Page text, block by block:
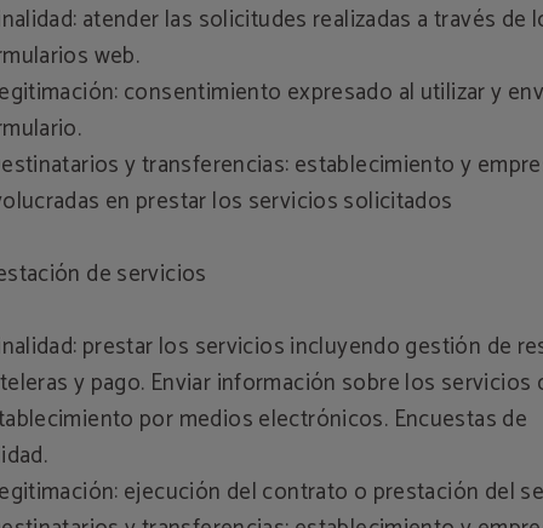
atender las solicitudes realizadas a través de
web.
consentimiento expresado al utilizar y
y transferencias: establecimiento y
en prestar los servicios solicitados
de servicios
prestar los servicios incluyendo gestión de
y pago. Enviar información sobre los servicios
por medios electrónicos. Encuestas de
ejecución del contrato o prestación del